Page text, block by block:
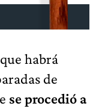
habrá
de
se procedió a